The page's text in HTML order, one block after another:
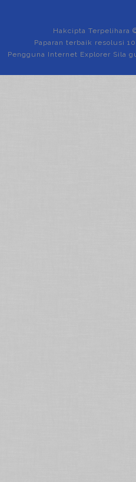
Hakcipta Terpelihara
Paparan terbaik resolusi
Pengguna Internet Explorer Sila